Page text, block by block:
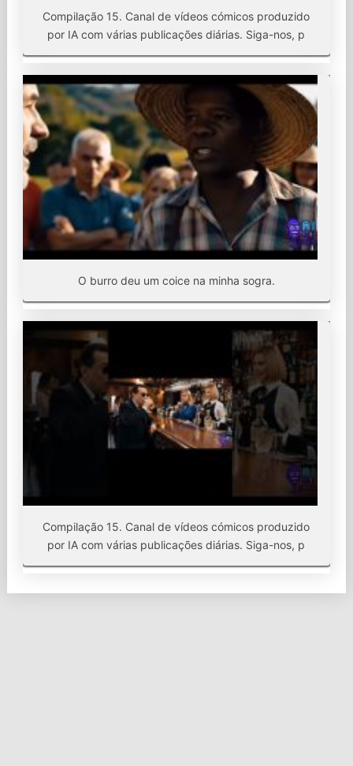
Compilação 15. Canal de vídeos cómicos produzido
por IA com várias publicações diárias. Siga-nos, p
O burro deu um coice na minha sogra.
Compilação 15. Canal de vídeos cómicos produzido
por IA com várias publicações diárias. Siga-nos, p